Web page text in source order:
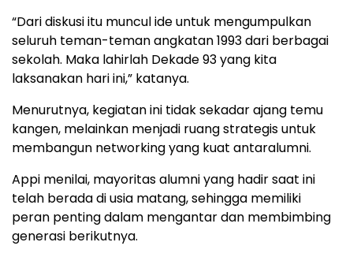
“Dari diskusi itu muncul ide untuk mengumpulkan
seluruh teman-teman angkatan 1993 dari berbagai
sekolah. Maka lahirlah Dekade 93 yang kita
laksanakan hari ini,” katanya.
Menurutnya, kegiatan ini tidak sekadar ajang temu
kangen, melainkan menjadi ruang strategis untuk
membangun networking yang kuat antaralumni.
Appi menilai, mayoritas alumni yang hadir saat ini
telah berada di usia matang, sehingga memiliki
peran penting dalam mengantar dan membimbing
generasi berikutnya.